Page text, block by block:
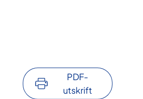
PDF-
utskrift